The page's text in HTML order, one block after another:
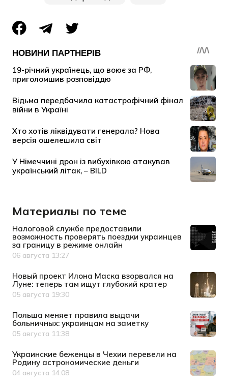
Материалы по теме
Налоговой службе предоставили
возможность проверять поездки украинцев
за границу в режиме онлайн
Дата публикации
06 августа 13:27
Новый проект Илона Маска взорвался на
Луне: теперь там ищут глубокий кратер
Дата публикации
05 августа 19:30
Польша меняет правила выдачи
больничных: украинцам на заметку
Дата публикации
05 августа 11:38
Украинские беженцы в Чехии перевели на
Родину астрономические деньги
Дата публикации
04 августа 14:08